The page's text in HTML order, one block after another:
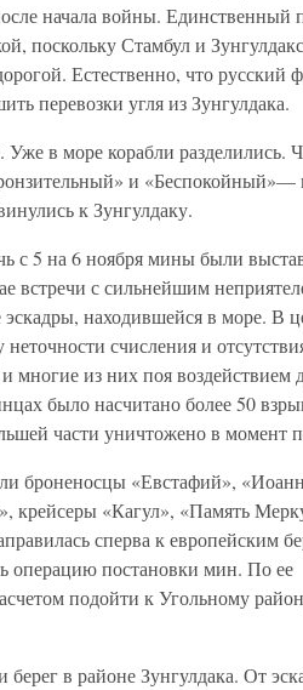
начала войны. Единственный
поскольку Стамбул и
Естественно, что русский
перевозки угля из Зунгулдака.
Уже в море корабли разделились.
и
к Зунгулдаку.
с 5 на 6 ноября мины были
встречи с сильнейшим
находившейся в море. В
счисления и
из них поя воздействием
было насчитано более 50
части уничтожено в момент
броненосцы «Евстафий»,
крейсеры «Кагул», «Память
сперва к европейским
операцию постановки мин. По ее
подойти к Угольному
в районе Зунгулдака. От